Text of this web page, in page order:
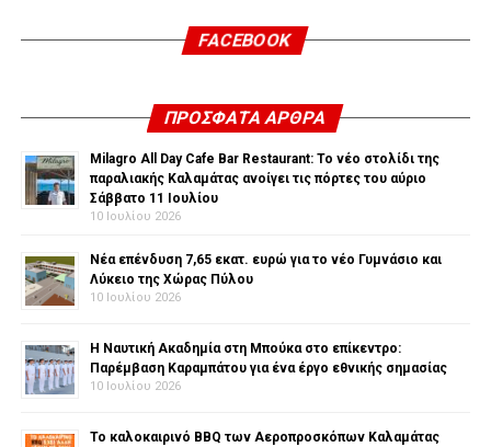
FACEBOOK
ΠΡΌΣΦΑΤΑ ΆΡΘΡΑ
Milagro All Day Cafe Bar Restaurant: Το νέο στολίδι της
παραλιακής Καλαμάτας ανοίγει τις πόρτες του αύριο
Σάββατο 11 Ιουλίου
10 Ιουλίου 2026
Νέα επένδυση 7,65 εκατ. ευρώ για το νέο Γυμνάσιο και
Λύκειο της Χώρας Πύλου
10 Ιουλίου 2026
Η Ναυτική Ακαδημία στη Μπούκα στο επίκεντρο:
Παρέμβαση Καραμπάτου για ένα έργο εθνικής σημασίας
10 Ιουλίου 2026
Το καλοκαιρινό BBQ των Αεροπροσκόπων Καλαμάτας